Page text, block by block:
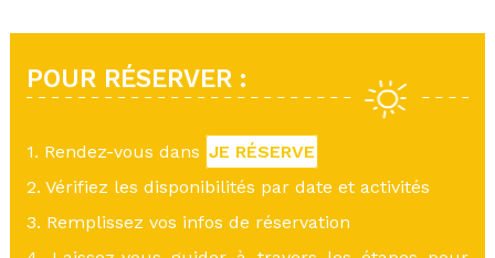
POUR RÉSERVER :
1. Rendez-vous dans JE RÉSERVE
2. Vérifiez les disponibilités par date et activités
3. Remplissez vos infos de réservation